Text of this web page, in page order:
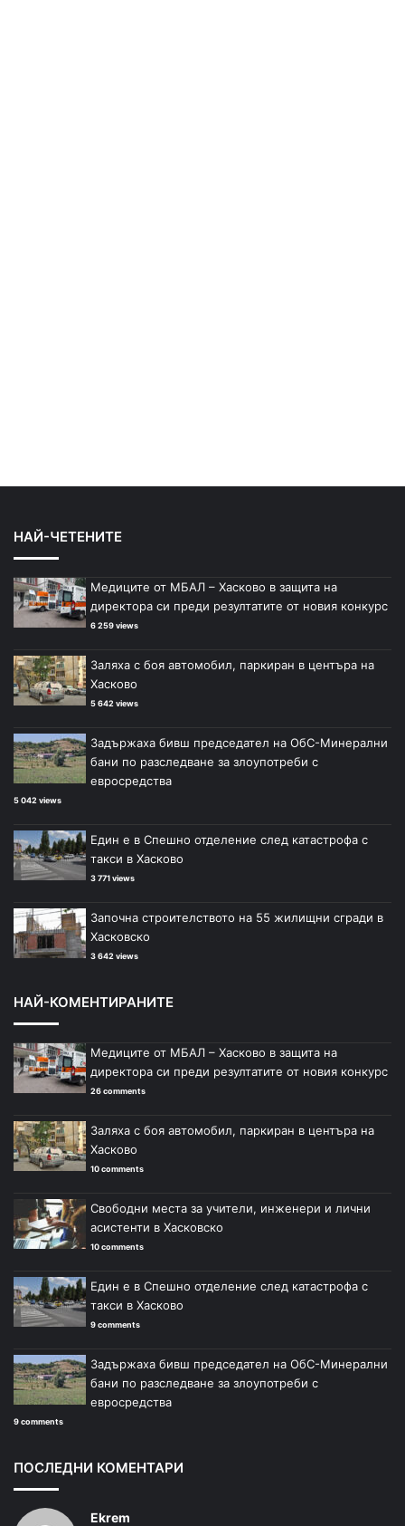
НАЙ-ЧЕТЕНИТЕ
Медиците от МБАЛ – Хасково в защита на
директора си преди резултатите от новия конкурс
6 259 views
Заляха с боя автомобил, паркиран в центъра на
Хасково
5 642 views
Задържаха бивш председател на ОбС-Минерални
бани по разследване за злоупотреби с
евросредства
5 042 views
Един е в Спешно отделение след катастрофа с
такси в Хасково
3 771 views
Започна строителството на 55 жилищни сгради в
Хасковско
3 642 views
НАЙ-КОМЕНТИРАНИТЕ
Медиците от МБАЛ – Хасково в защита на
директора си преди резултатите от новия конкурс
26 comments
Заляха с боя автомобил, паркиран в центъра на
Хасково
10 comments
Свободни места за учители, инженери и лични
асистенти в Хасковско
10 comments
Един е в Спешно отделение след катастрофа с
такси в Хасково
9 comments
Задържаха бивш председател на ОбС-Минерални
бани по разследване за злоупотреби с
евросредства
9 comments
ПОСЛЕДНИ КОМЕНТАРИ
Ekrem